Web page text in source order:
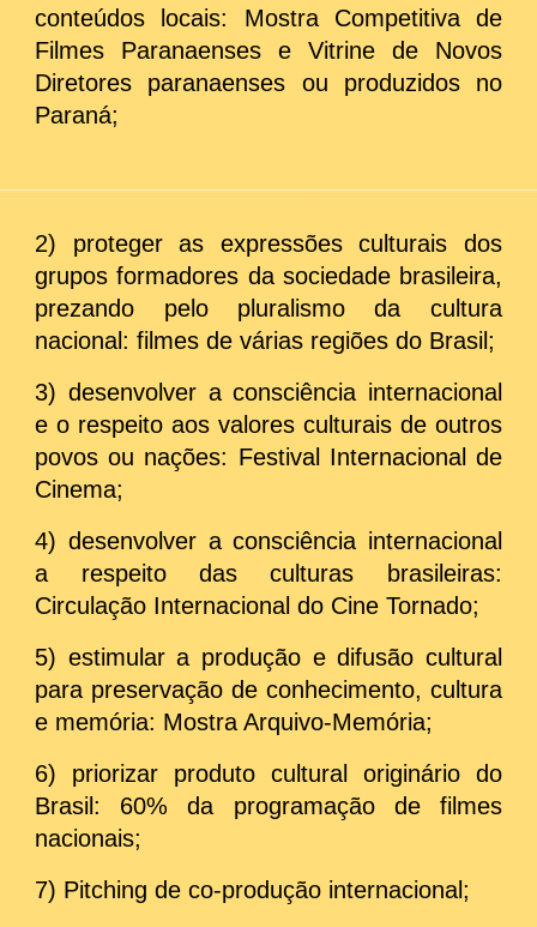
conteúdos locais: Mostra Competitiva de
Filmes Paranaenses e Vitrine de Novos
Diretores paranaenses ou produzidos no
Paraná;
2) proteger as expressões culturais dos
grupos formadores da sociedade brasileira,
prezando pelo pluralismo da cultura
nacional: filmes de várias regiões do Brasil;
3) desenvolver a consciência internacional
e o respeito aos valores culturais de outros
povos ou nações: Festival Internacional de
Cinema;
4) desenvolver a consciência internacional
a respeito das culturas brasileiras:
Circulação Internacional do Cine Tornado;
5) estimular a produção e difusão cultural
para preservação de conhecimento, cultura
e memória: Mostra Arquivo-Memória;
6) priorizar produto cultural originário do
Brasil: 60% da programação de filmes
nacionais;
7) Pitching de co-produção internacional;